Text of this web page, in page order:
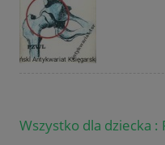
Wszystko dla dziecka